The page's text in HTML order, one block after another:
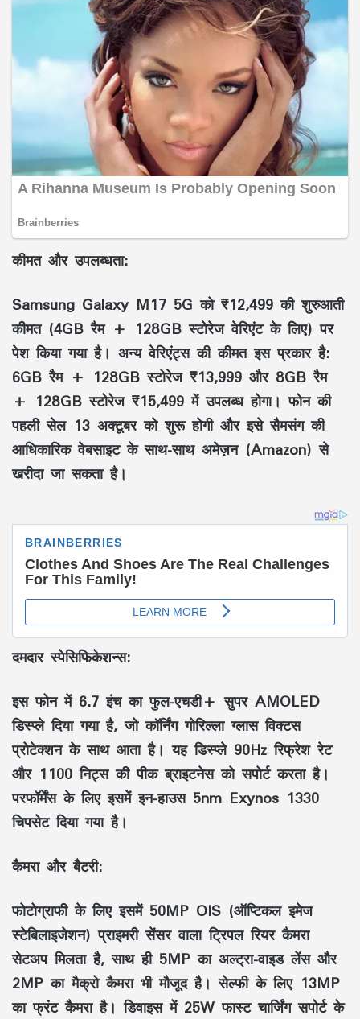
कीमत और उपलब्धता:
Samsung Galaxy M17 5G को ₹12,499 की शुरुआती
कीमत (4GB रैम + 128GB स्टोरेज वेरिएंट के लिए) पर
पेश किया गया है। अन्य वेरिएंट्स की कीमत इस प्रकार है:
6GB रैम + 128GB स्टोरेज ₹13,999 और 8GB रैम
+ 128GB स्टोरेज ₹15,499 में उपलब्ध होगा। फोन की
पहली सेल 13 अक्टूबर को शुरू होगी और इसे सैमसंग की
आधिकारिक वेबसाइट के साथ-साथ अमेज़न (Amazon) से
खरीदा जा सकता है।
दमदार स्पेसिफिकेशन्स:
इस फोन में 6.7 इंच का फुल-एचडी+ सुपर AMOLED
डिस्प्ले दिया गया है, जो कॉर्निंग गोरिल्ला ग्लास विक्टस
प्रोटेक्शन के साथ आता है। यह डिस्प्ले 90Hz रिफ्रेश रेट
और 1100 निट्स की पीक ब्राइटनेस को सपोर्ट करता है।
परफॉर्मेंस के लिए इसमें इन-हाउस 5nm Exynos 1330
चिपसेट दिया गया है।
कैमरा और बैटरी:
फोटोग्राफी के लिए इसमें 50MP OIS (ऑप्टिकल इमेज
स्टेबिलाइजेशन) प्राइमरी सेंसर वाला ट्रिपल रियर कैमरा
सेटअप मिलता है, साथ ही 5MP का अल्ट्रा-वाइड लेंस और
2MP का मैक्रो कैमरा भी मौजूद है। सेल्फी के लिए 13MP
का फ्रंट कैमरा है। डिवाइस में 25W फास्ट चार्जिंग सपोर्ट के